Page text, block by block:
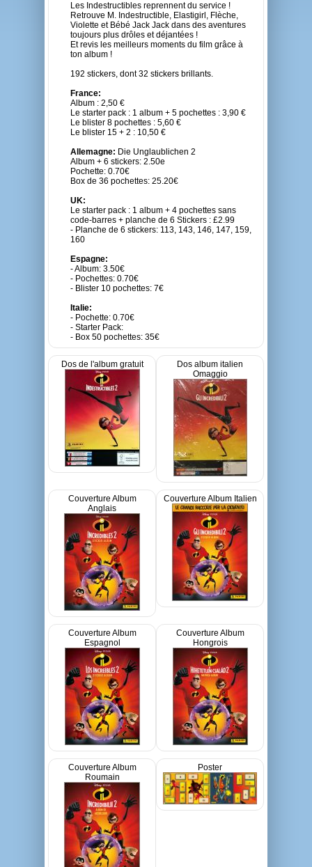
Les Indestructibles reprennent du service !
Retrouve M. Indestructible, Elastigirl, Flèche,
Violette et Bébé Jack Jack dans des aventures
toujours plus drôles et déjantées !
Et revis les meilleurs moments du film grâce à
ton album !
192 stickers, dont 32 stickers brillants.
France:
Album : 2,50 €
Le starter pack : 1 album + 5 pochettes : 3,90 €
Le blister 8 pochettes : 5,60 €
Le blister 15 + 2 : 10,50 €
Allemagne: Die Unglaublichen 2
Album + 6 stickers: 2.50e
Pochette: 0.70€
Box de 36 pochettes: 25.20€
UK:
Le starter pack : 1 album + 4 pochettes sans
code-barres + planche de 6 Stickers : £2.99
- Planche de 6 stickers: 113, 143, 146, 147, 159,
160
Espagne:
- Album: 3.50€
- Pochettes: 0.70€
- Blister 10 pochettes: 7€
Italie:
- Pochette: 0.70€
- Starter Pack:
- Box 50 pochettes: 35€
Dos de l'album gratuit
Dos album italien
Omaggio
Couverture Album
Anglais
Couverture Album Italien
Couverture Album
Espagnol
Couverture Album
Hongrois
Couverture Album
Roumain
Poster